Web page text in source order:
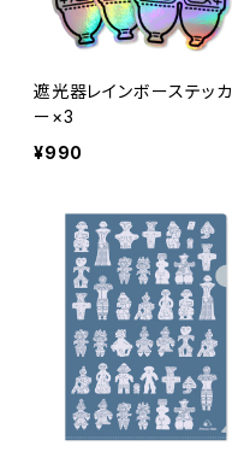
遮光器レインボーステッカ
ー×3
¥990